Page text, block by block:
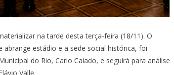
na tarde desta terça-feira (18/11). O
estádio e a sede social histórica, foi
do Rio, Carlo Caiado, e seguirá para análise
Valle.